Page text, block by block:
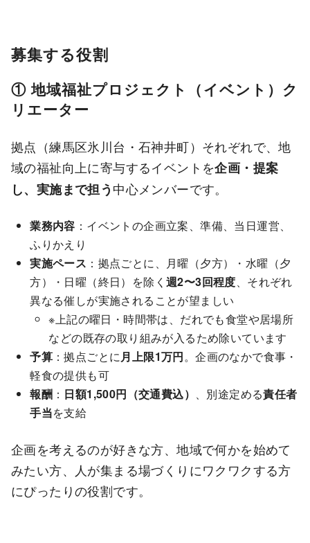
募集する役割
① 地域福祉プロジェクト（イベント）ク
リエーター
拠点（練馬区氷川台・石神井町）それぞれで、地
域の福祉向上に寄与するイベントを企画・提案
し、実施まで担う中心メンバーです。
業務内容 ：イベントの企画立案、準備、当日運営、
ふりかえり
実施ペース ：拠点ごとに、月曜（夕方）・水曜（夕
方）・日曜（終日）を除く 週2〜3回程度、それぞれ
異なる催しが実施されることが望ましい
※上記の曜日・時間帯は、だれでも食堂や居場所
などの既存の取り組みが入るため除いています
予算 ：拠点ごとに月上限1万円。企画のなかで食事・
軽食の提供も可
報酬 ： 日額1,500円（交通費込） 、別途定める責任者
手当を支給
企画を考えるのが好きな方、地域で何かを始めて
みたい方、人が集まる場づくりにワクワクする方
にぴったりの役割です。